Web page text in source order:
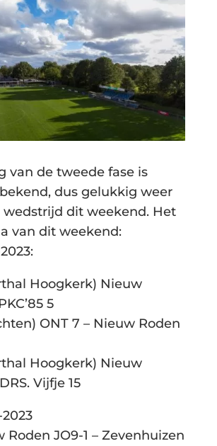
van de tweede fase is
dus gelukkig weer
wedstrijd dit weekend. Het
van dit weekend:
Hoogkerk) Nieuw
5
ONT 7 – Nieuw Roden
Hoogkerk) Nieuw
Vijfje 15
Roden JO9-1 – Zevenhuizen